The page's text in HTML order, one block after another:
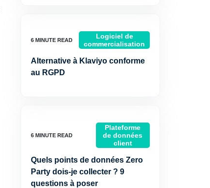
Logiciel de
commercialisation
Alternative à Klaviyo conforme
au RGPD
Plateforme
de données
client
Quels points de données Zero
Party dois-je collecter ? 9
questions à poser